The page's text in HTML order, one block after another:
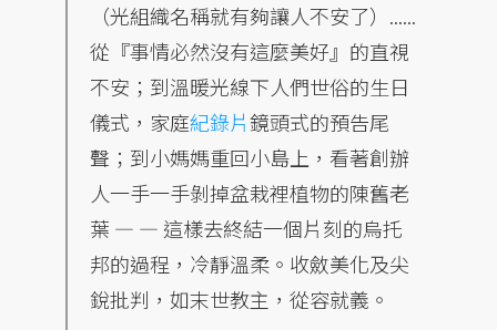
（光組織名稱就有夠讓人不安了）......
從『事情必然沒有這麼美好』的直視
不安；到溫暖光線下人們世俗的生日
儀式，家庭紀錄片鏡頭式的預告尾
聲；到小媽媽重回小島上，看著創辦
人一手一手剝掉盆栽裡植物的陳舊老
葉 — — 這樣去終結一個片刻的烏托
邦的過程，冷靜溫柔。收斂美化及尖
銳批判，如末世教主，從容就義。